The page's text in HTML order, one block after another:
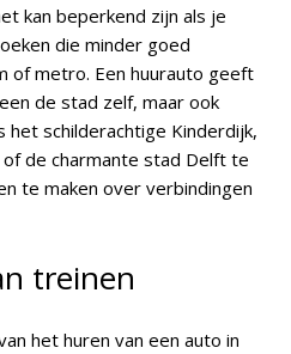
kan beperkend zijn als je
die minder goed
of metro. Een huurauto geeft
de stad zelf, maar ook
het schilderachtige Kinderdijk,
de charmante stad Delft te
te maken over verbindingen
treinen
het huren van een auto in